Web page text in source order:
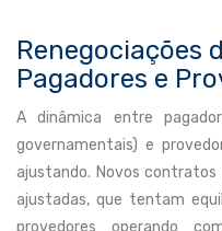
Renegociações
Pagadores e
A dinâmica entre
governamentais) e
ajustando. Novos
ajustadas, que tentam